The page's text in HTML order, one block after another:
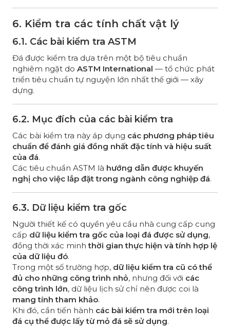
6. Kiểm tra các tính chất vật lý
6.1. Các bài kiểm tra ASTM
Đá được kiểm tra dựa trên một bộ tiêu chuẩn
nghiêm ngặt do ASTM International — tổ chức phát
triển tiêu chuẩn tự nguyện lớn nhất thế giới — xây
dựng.
6.2. Mục đích của các bài kiểm tra
Các bài kiểm tra này áp dụng các phương pháp tiêu
chuẩn để đánh giá đồng nhất đặc tính và hiệu suất
của đá.
Các tiêu chuẩn ASTM là hướng dẫn được khuyến
nghị cho việc lắp đặt trong ngành công nghiệp đá.
6.3. Dữ liệu kiểm tra gốc
Người thiết kế có quyền yêu cầu nhà cung cấp cung
cấp dữ liệu kiểm tra gốc của loại đá được sử dụng,
đồng thời xác minhthời gian thực hiện và tính hợp lệ
của dữ liệu đó.
Trong một số trường hợp, dữ liệu kiểm tra cũ có thể
đủ cho những công trình nhỏ, nhưng đối với các
công trình lớn, dữ liệu lịch sử chỉ nên được coi là
mang tính tham khảo.
Khi đó, cần tiến hành các bài kiểm tra mới trên loại
đá cụ thể được lấy từ mỏ đá sẽ sử dụng.